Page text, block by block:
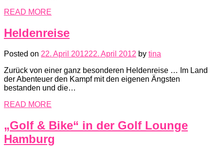
READ MORE
Heldenreise
Posted on 22. April 201222. April 2012 by tina
Zurück von einer ganz besonderen Heldenreise … Im Land
der Abenteuer den Kampf mit den eigenen Ängsten
bestanden und die…
READ MORE
„Golf & Bike“ in der Golf Lounge
Hamburg